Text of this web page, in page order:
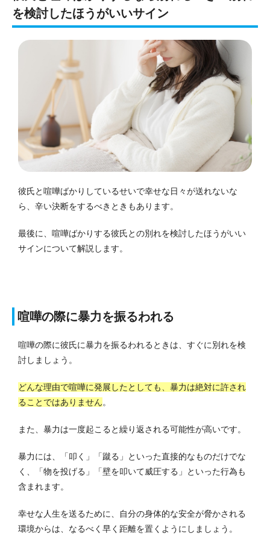
を検討したほうがいいサイン
彼氏と喧嘩ばかりしているせいで幸せな日々が送れないな
ら、辛い決断をするべきときもあります。
最後に、喧嘩ばかりする彼氏との別れを検討したほうがいい
サインについて解説します。
喧嘩の際に暴力を振るわれる
喧嘩の際に彼氏に暴力を振るわれるときは、すぐに別れを検
討しましょう。
どんな理由で喧嘩に発展したとしても、暴力は絶対に許され
ることではありません。
また、暴力は一度起こると繰り返される可能性が高いです。
暴力には、「叩く」「蹴る」といった直接的なものだけでな
く、「物を投げる」「壁を叩いて威圧する」といった行為も
含まれます。
幸せな人生を送るために、自分の身体的な安全が脅かされる
環境からは、なるべく早く距離を置くようにしましょう。